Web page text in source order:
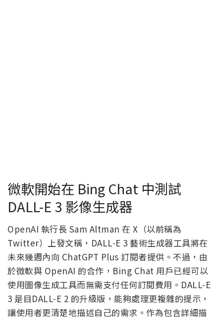
微軟開始在 Bing Chat 中測試
DALL-E 3 影像生成器
OpenAI 執行長 Sam Altman 在 X（以前稱為
Twitter）上發文稱，DALL-E 3 藝術生成器工具將在
未來幾週內向 ChatGPT Plus 訂閱者提供。不過，由
於微軟與 OpenAI 的合作，Bing Chat 用戶已經可以
使用圖像生成工具而無需支付任何訂閱費用。DALL-E
3 是目DALL-E 2 的升級版，能夠處理更複雜的提示，
讓使用者更清楚地描述自己的需求。作為包含詳細描